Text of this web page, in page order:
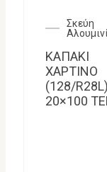
Σκεύη
KAΠΑΚΙ
ΧΑΡΤΙΝΟ
(128/R28L)
20×100